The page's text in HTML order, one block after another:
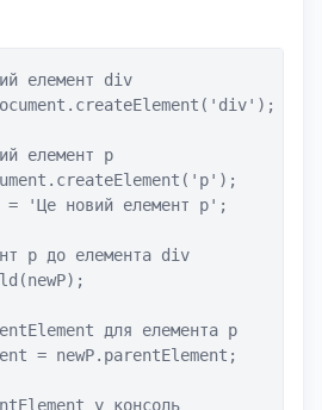
елемент div
елемент p
= 'Це новий елемент p';
p до елемента div
для елемента p
= newP.parentElement;
у консоль